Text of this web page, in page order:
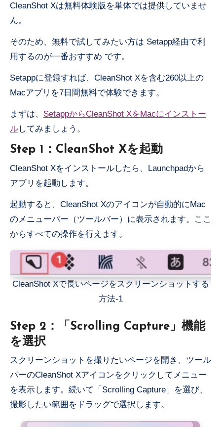
CleanShot Xは無料体験版を単体では提供していませ
ん。
そのため、無料で試してみたい方は Setapp経由で利
用するのが一番おすすめ です。
Setappに登録すれば、CleanShot Xを含む260以上の
Macアプリを7日間無料で体験できます。
まずは、 SetappからCleanShot XをMacにインストー
ルしてみましょう。
Step 1：CleanShot Xを起動
CleanShot Xをインストールしたら、Launchpadから
アプリを起動します。
起動すると、CleanShot Xのアイコンが自動的にMac
のメニューバー（ツールバー）に表示されます。ここ
からすべての操作を行えます。
CleanShot Xで長いページをスクリーンショットする
方法-1
Step 2：「Scrolling Capture」機能
を選択
スクリーンショットを撮りたいページを開き、ツール
バーのCleanShot Xアイコンをクリックしてメニュー
を表示します。続いて「Scrolling Capture」を選び、
撮影したい範囲をドラッグで選択します。